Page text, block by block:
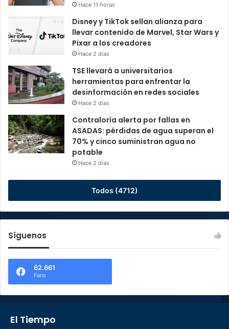
Hace 11 horas
Disney y TikTok sellan alianza para
llevar contenido de Marvel, Star Wars y
Pixar a los creadores
Hace 2 días
TSE llevará a universitarios
herramientas para enfrentar la
desinformación en redes sociales
Hace 2 días
Contraloría alerta por fallas en
ASADAS: pérdidas de agua superan el
70% y cinco suministran agua no
potable
Hace 2 días
Todos (4712)
Síguenos
62.661
Fans
El Tiempo